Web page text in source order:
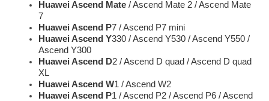
Huawei Ascend Mate / Ascend Mate 2 / Ascend Mate
7
Huawei Ascend P7 / Ascend P7 mini
Huawei Ascend Y330 / Ascend Y530 / Ascend Y550 /
Ascend Y300
Huawei Ascend D2 / Ascend D quad / Ascend D quad
XL
Huawei Ascend W1 / Ascend W2
Huawei Ascend P1 / Ascend P2 / Ascend P6 / Ascend